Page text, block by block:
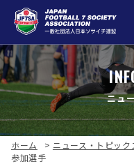
ニュ
ホーム > ニュース・トピック
参加選手